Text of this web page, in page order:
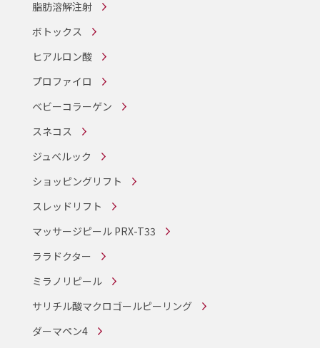
脂肪溶解注射
ボトックス
ヒアルロン酸
プロファイロ
ベビーコラーゲン
スネコス
ジュベルック
ショッピングリフト
スレッドリフト
マッサージピール PRX-T33
ララドクター
ミラノリピール
サリチル酸マクロゴールピーリング
ダーマペン4